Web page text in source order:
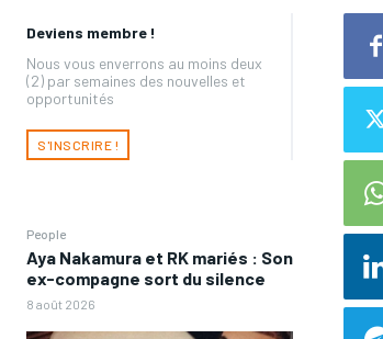
Deviens membre !
Nous vous enverrons au moins deux
(2) par semaines des nouvelles et
opportunités
S'INSCRIRE !
People
Aya Nakamura et RK mariés : Son
ex-compagne sort du silence
8 août 2026